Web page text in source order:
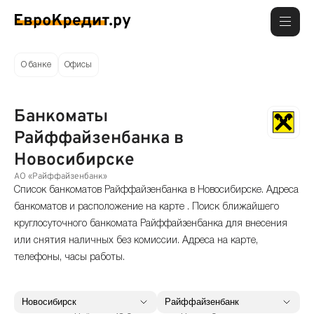
О банке Офисы
Банкоматы
Райффайзенбанка в
Новосибирске
АО «Райффайзенбанк»
Список банкоматов Райффайзенбанка в Новосибирске. Адреса
банкоматов и расположение на карте . Поиск ближайшего
круглосуточного банкомата Райффайзенбанка для внесения
или снятия наличных без комиссии. Адреса на карте,
телефоны, часы работы.